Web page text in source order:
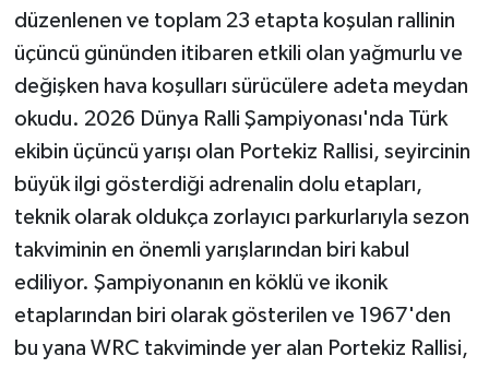
düzenlenen ve toplam 23 etapta koşulan rallinin
üçüncü gününden itibaren etkili olan yağmurlu ve
değişken hava koşulları sürücülere adeta meydan
okudu. 2026 Dünya Ralli Şampiyonası'nda Türk
ekibin üçüncü yarışı olan Portekiz Rallisi, seyircinin
büyük ilgi gösterdiği adrenalin dolu etapları,
teknik olarak oldukça zorlayıcı parkurlarıyla sezon
takviminin en önemli yarışlarından biri kabul
ediliyor. Şampiyonanın en köklü ve ikonik
etaplarından biri olarak gösterilen ve 1967'den
bu yana WRC takviminde yer alan Portekiz Rallisi,